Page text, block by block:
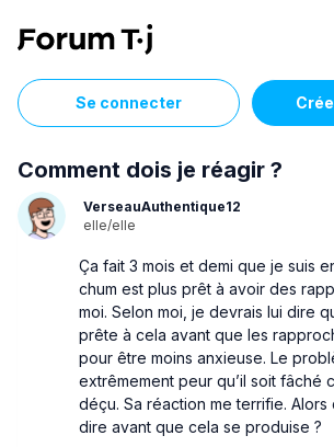
Se connecter
Comment dois je réagir ?
VerseauAuthentique12
elle/elle
Ça fait 3 mois et demi que je suis
chum est plus prêt à avoir des
moi. Selon moi, je devrais lui dire
prête à cela avant que les
pour être moins anxieuse. Le
extrêmement peur qu’il soit fâché
déçu. Sa réaction me terrifie. Alors
dire avant que cela se produise ?